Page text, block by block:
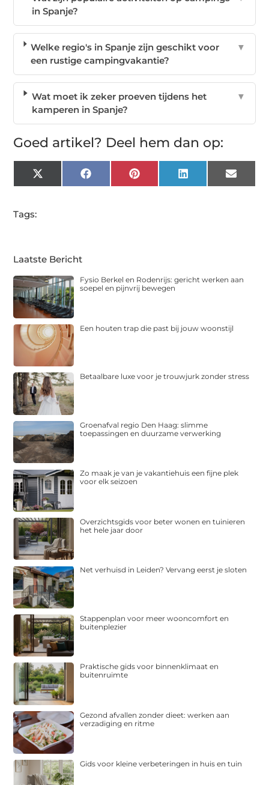
in Spanje?
Welke regio's in Spanje zijn geschikt voor
een rustige campingvakantie?
▼
Wat moet ik zeker proeven tijdens het
kamperen in Spanje?
▼
Goed artikel? Deel hem dan op:
X
(Twitter)
FacebookPinterest LinkedIn Email
Tags:
Laatste Bericht
Fysio Berkel en Rodenrijs: gericht werken aan
soepel en pijnvrij bewegen
Een houten trap die past bij jouw woonstijl
Betaalbare luxe voor je trouwjurk zonder stress
Groenafval regio Den Haag: slimme
toepassingen en duurzame verwerking
Zo maak je van je vakantiehuis een fijne plek
voor elk seizoen
Overzichtsgids voor beter wonen en tuinieren
het hele jaar door
Net verhuisd in Leiden? Vervang eerst je sloten
Stappenplan voor meer wooncomfort en
buitenplezier
Praktische gids voor binnenklimaat en
buitenruimte
Gezond afvallen zonder dieet: werken aan
verzadiging en ritme
Gids voor kleine verbeteringen in huis en tuin